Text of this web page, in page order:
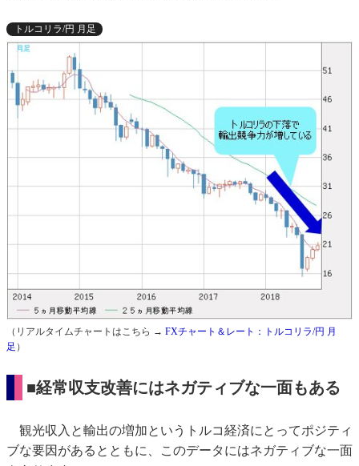
トルコリラ/円 月足
（リアルタイムチャートはこちら → FXチャート＆レート：トルコリラ/円 月
足 ）
■経常収支改善にはネガティブな一面もある
観光収入と輸出の増加というトルコ経済にとってポジティ
ブな要因があるとともに、このデータにはネガティブな一面